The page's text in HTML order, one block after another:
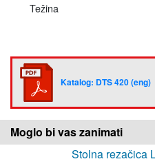
Težina
Katalog: DTS 420 (eng)
Moglo bi vas zanimati
Stolna rezačica